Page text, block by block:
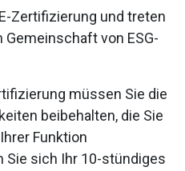
Zertifizierung und treten
Gemeinschaft von ESG-
müssen Sie die
beibehalten, die Sie
Funktion
Sie sich Ihr 10-stündiges